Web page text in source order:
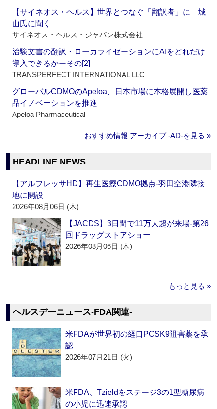
【サイネオス・ヘルス】世界とつなぐ「翻訳者」に 城
山氏に聞く
サイネオス・ヘルス・ジャパン株式会社
治験文書の翻訳・ローカライゼーションにAIをどれだけ
導入できるかーその[2]
TRANSPERFECT INTERNATIONAL LLC
グローバルCDMOのApeloa、日本市場に本格展開し医薬
品イノベーションを推進
Apeloa Pharmaceutical
おすすめ情報 アーカイブ ‐AD‐を見る »
HEADLINE NEWS
【アルフレッサHD】再生医療CDMO拠点‐羽田空港隣接
地に開設
2026年08月06日 (木)
【JACDS】3日間で11万人超が来場‐第26
回ドラッグストアショー
2026年08月06日 (木)
もっと見る »
ヘルスデーニュース‐FDA関連‐
米FDAが世界初の経口PCSK9阻害薬を承
認
2026年07月21日 (火)
米FDA、Tzieldをステージ3の1型糖尿病
の小児に迅速承認